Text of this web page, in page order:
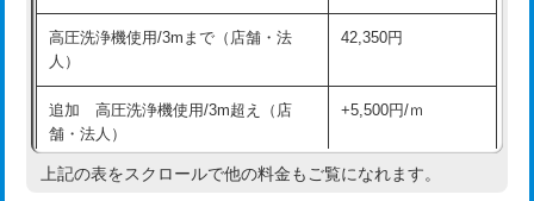
高圧洗浄機使用/3mまで（店舗・法
人）
42,350円
追加 高圧洗浄機使用/3m超え（店
舗・法人）
+5,500円/ｍ
高度高圧洗浄換 現地調査
上記の表をスクロールで他の料金もご覧になれます。